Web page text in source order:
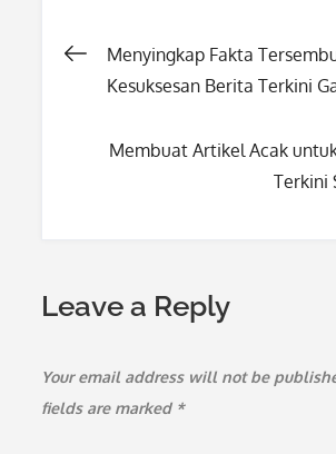
Post
Menyingkap Fakta
Kesuksesan Berita Terkini
Membuat Artikel Acak
Terkini
Leave a Reply
Your email address will not be
fields are marked *